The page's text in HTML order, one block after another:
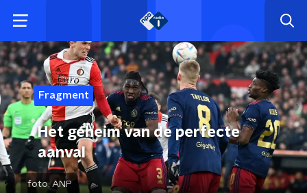
Fragment
Het geheim van de perfecte
aanval
foto:ANP